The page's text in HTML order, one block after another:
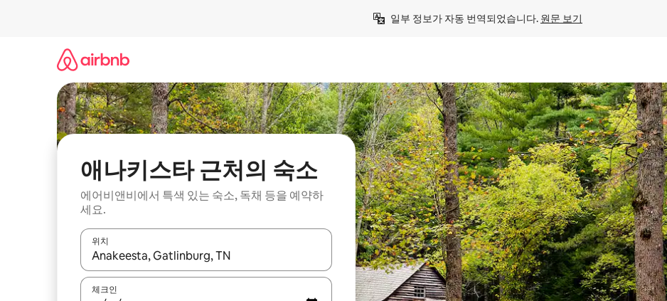
일부 정보가 자동 번역되었습니다. 원문 보기
애나키스타 근처의 숙소
에어비앤비에서 특색 있는 숙소, 독채 등을 예약하
세요.
위치
결과가 나오면 위·아래 화살표 키를 사용하거나 터치 또는 스와이프 동작으로 탐색하세요.
체크인